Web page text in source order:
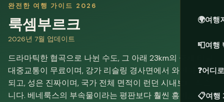
🌍여행
📮여행
❓어디
📋여행
완전한 여행 가이드 2026
룩셈부르크
2026년 7월 업데이트
드라마틱한 협곡으로 나뉜 수도, 그 아래 23km의 중세 터널.
대중교통이 무료이며, 강가 리슬링 경사면에서 와인이 생산
되고, 성은 진짜이며, 국가 전체 면적이 런던 시내보다 작습
니다. 베네룩스의 부속물이라는 평판보다 훨씬 흥미로운 곳